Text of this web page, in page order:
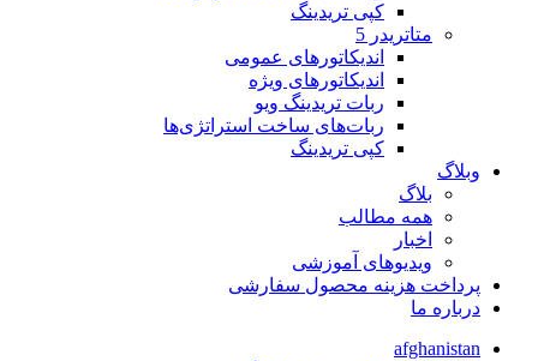
کپی تریدینگ
متاتريدر 5
اندیکاتورهای عمومی
اندیکاتورهای ویژه
ربات تریدینگ ویو
ربات‌های ساخت استراتژی‌ها
کپی تریدینگ
وبلاگ
بلاگ
همه مطالب
اخبار
ویدیوهای آموزشی
پرداخت هزینه محصول سفارشی
درباره ما
afghanistan